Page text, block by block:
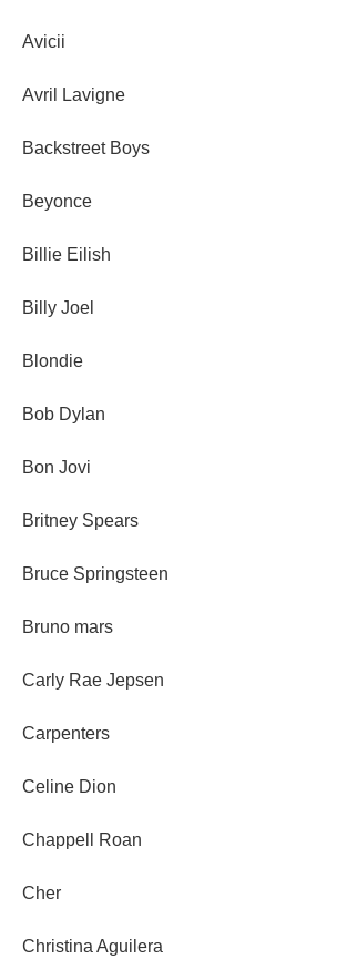
Avicii
Avril Lavigne
Backstreet Boys
Beyonce
Billie Eilish
Billy Joel
Blondie
Bob Dylan
Bon Jovi
Britney Spears
Bruce Springsteen
Bruno mars
Carly Rae Jepsen
Carpenters
Celine Dion
Chappell Roan
Cher
Christina Aguilera